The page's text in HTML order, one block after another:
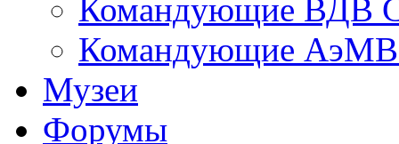
Командующие ВДВ
Командующие АэМВ
Музеи
Форумы